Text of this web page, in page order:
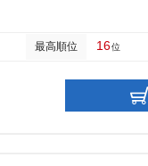
最高順位 16位